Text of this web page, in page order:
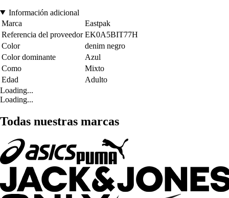
Información adicional
Marca
Eastpak
Referencia del proveedor EK0A5BIT77H
Color
denim negro
Color dominante
Azul
Como
Mixto
Edad
Adulto
Loading...
Loading...
Todas nuestras marcas